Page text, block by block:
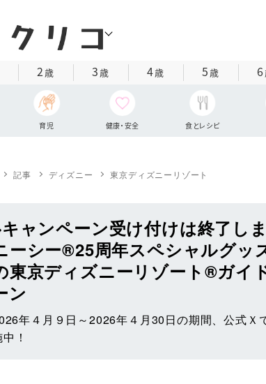
2歳 3歳 4歳 5歳 6
育児 健康・安全 食とレシピ
記事 ディズニー 東京ディズニーリゾート
ャンペーン受け付けは終了し
ーシー®25周年スペシャルグ
東京ディズニーリゾート®ガイ
ン
年４月９日～2026年４月30日の期間、公式Ｘ
！